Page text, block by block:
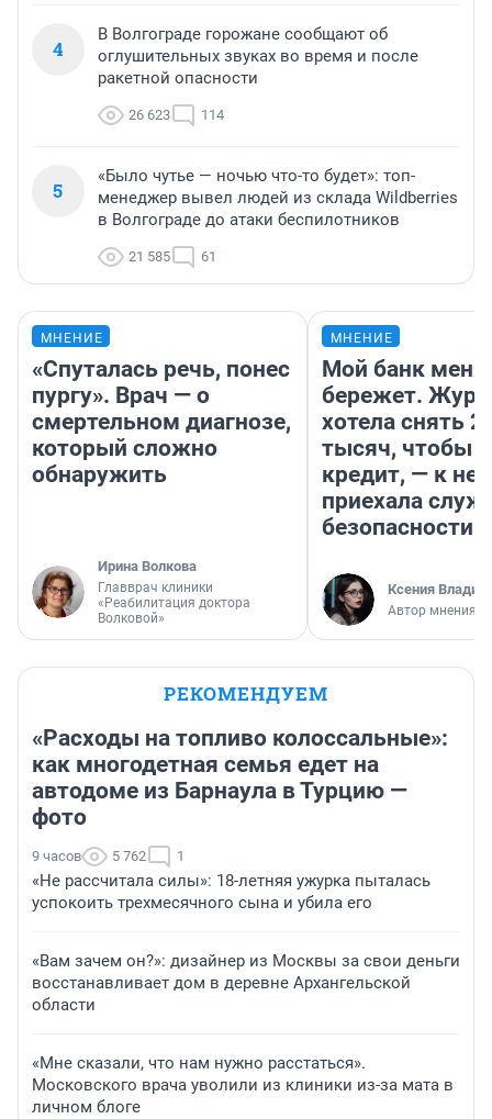
4
В Волгограде горожане сообщают об
оглушительных звуках во время и после
ракетной опасности
26 623 114
5
«Было чутье — ночью что-то будет»: топ-
менеджер вывел людей из склада Wildberries
в Волгограде до атаки беспилотников
21 585 61
МНЕНИЕ
«Спуталась речь, понес
пургу». Врач — о
смертельном диагнозе,
который сложно
обнаружить
Ирина Волкова
Главврач клиники
«Реабилитация доктора
Волковой»
МНЕНИЕ
Мой банк меня
бережет.
хотела снять
тысяч, чтобы
кредит, — к
приехала
безопасности
Ксения
Автор мнения
РЕКОМЕНДУЕМ
«Расходы на топливо колоссальные»:
как многодетная семья едет на
автодоме из Барнаула в Турцию —
фото
9 часов 5 762 1
«Не рассчитала силы»: 18-летняя ужурка пыталась
успокоить трехмесячного сына и убила его
«Вам зачем он?»: дизайнер из Москвы за свои деньги
восстанавливает дом в деревне Архангельской
области
«Мне сказали, что нам нужно расстаться».
Московского врача уволили из клиники из-за мата в
личном блоге